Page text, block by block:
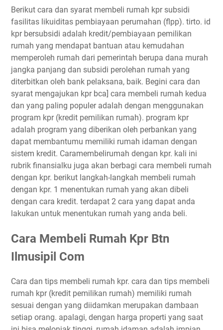
Berikut cara dan syarat membeli rumah kpr subsidi
fasilitas likuiditas pembiayaan perumahan (flpp). tirto. id
kpr bersubsidi adalah kredit/pembiayaan pemilikan
rumah yang mendapat bantuan atau kemudahan
memperoleh rumah dari pemerintah berupa dana murah
jangka panjang dan subsidi perolehan rumah yang
diterbitkan oleh bank pelaksana, baik. Begini cara dan
syarat mengajukan kpr bca] cara membeli rumah kedua
dan yang paling populer adalah dengan menggunakan
program kpr (kredit pemilikan rumah). program kpr
adalah program yang diberikan oleh perbankan yang
dapat membantumu memiliki rumah idaman dengan
sistem kredit. Caramembelirumah dengan kpr. kali ini
rubrik finansialku juga akan berbagi cara membeli rumah
dengan kpr. berikut langkah-langkah membeli rumah
dengan kpr. 1 menentukan rumah yang akan dibeli
dengan cara kredit. terdapat 2 cara yang dapat anda
lakukan untuk menentukan rumah yang anda beli.
Cara Membeli Rumah Kpr Btn
Ilmusipil Com
Cara dan tips membeli rumah kpr. cara dan tips membeli
rumah kpr (kredit pemilikan rumah) memiliki rumah
sesuai dengan yang diidamkan merupakan dambaan
setiap orang. apalagi, dengan harga properti yang saat